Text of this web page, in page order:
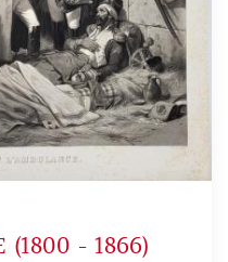
(1800 - 1866)